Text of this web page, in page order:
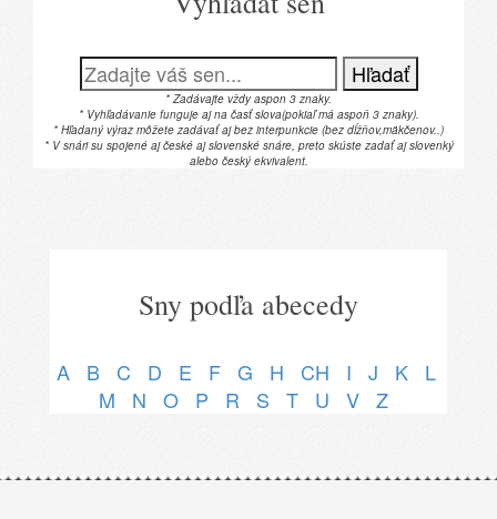
Hľadať
* Zadávajte vždy aspon 3 znaky.
* Vyhľadávanie funguje aj na časť slova(pokiaľ má aspoň 3 znaky).
* Hľadaný výraz môžete zadávať aj bez interpunkcie (bez dĺžňov,mäkčenov..)
* V snári su spojené aj české aj slovenské snáre, preto skúste zadať aj slovenký
alebo český ekvivalent.
Sny podľa abecedy
A B C D E F G H CH I J K
L
M
N O P R S T U V Z